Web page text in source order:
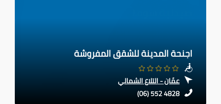
اجنحة المدينة للشقق المفروشة
عمّان - التلاع الشمالي
(06) 552 4828